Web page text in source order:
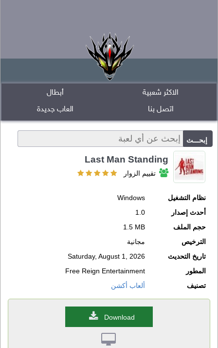
أبطال
الاكثر شعبية
العاب جديدة
اتصل بنا
Last Man Standing
تقييم الزوار
نظام التشغيل
Windows
أحدث إصدار
1.0
حجم الملف
1.5 MB
الترخيص
مجانية
تاريخ التحديث
Saturday, August 1, 2026
المطور
Free Reign Entertainment
تصنيف
ألعاب أكشن
Download